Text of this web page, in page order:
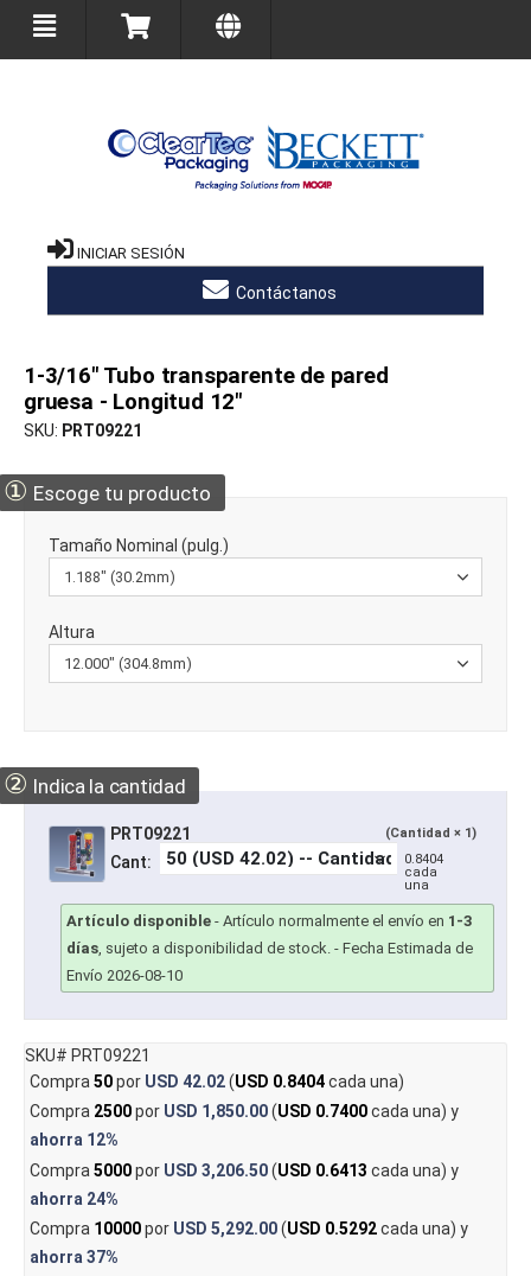
INICIAR SESIÓN
Contáctanos
1-3/16" Tubo transparente de pared
gruesa - Longitud 12"
SKU PRT09221
① Escoge tu producto
Tamaño Nominal (pulg.)
Altura
② Indica la cantidad
PRT09221 (Cantidad × 1)
Cant:
0.8404
cada
una
Artículo disponible - Artículo normalmente el envío en 1-3
días, sujeto a disponibilidad de stock. - Fecha Estimada de
Envío 2026-08-10
SKU# PRT09221
Compra 50por USD 42.02(USD 0.8404cada una)
Compra 2500por USD 1,850.00(USD 0.7400cada una) y
ahorra 12%
Compra 5000por USD 3,206.50(USD 0.6413 cada una) y
ahorra 24%
Compra 10000por USD 5,292.00(USD 0.5292cada una) y
ahorra 37%